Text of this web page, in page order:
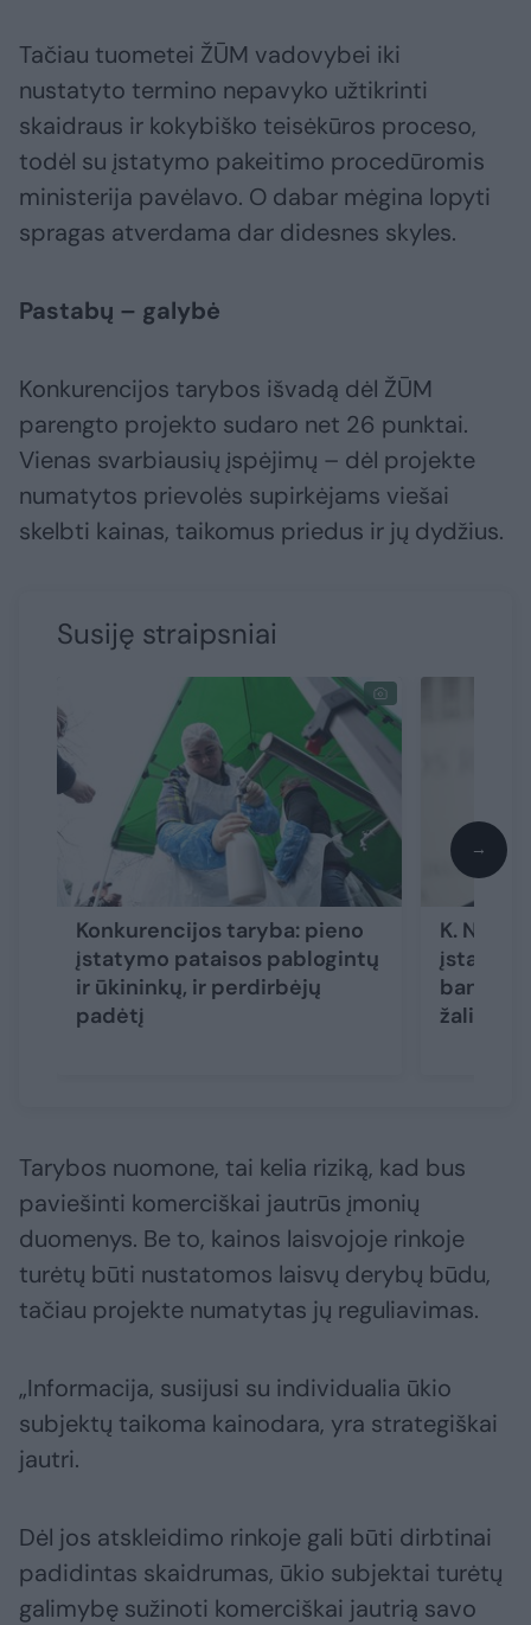
Tačiau tuometei ŽŪM vadovybei iki
nustatyto termino nepavyko užtikrinti
skaidraus ir kokybiško teisėkūros proceso,
todėl su įstatymo pakeitimo procedūromis
ministerija pavėlavo. O dabar mėgina lopyti
spragas atverdama dar didesnes skyles.
Pastabų – galybė
Konkurencijos tarybos išvadą dėl ŽŪM
parengto projekto sudaro net 26 punktai.
Vienas svarbiausių įspėjimų – dėl projekte
numatytos prievolės supirkėjams viešai
skelbti kainas, taikomus priedus ir jų dydžius.
Susiję straipsniai
Konkurencijos taryba: pieno
įstatymo pataisos pablogintų
ir ūkininkų, ir perdirbėjų
padėtį
K.
→
Tarybos nuomone, tai kelia riziką, kad bus
paviešinti komerciškai jautrūs įmonių
duomenys. Be to, kainos laisvojoje rinkoje
turėtų būti nustatomos laisvų derybų būdu,
tačiau projekte numatytas jų reguliavimas.
„Informacija, susijusi su individualia ūkio
subjektų taikoma kainodara, yra strategiškai
jautri.
Dėl jos atskleidimo rinkoje gali būti dirbtinai
padidintas skaidrumas, ūkio subjektai turėtų
galimybę sužinoti komerciškai jautrią savo